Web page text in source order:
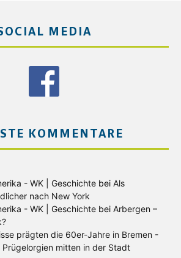
MEDIA
KOMMENTARE
- WK | Geschichte bei Als
nach New York
- WK | Geschichte bei Arbergen –
prägten die 60er-Jahre in Bremen -
Prügelorgien mitten in der Stadt